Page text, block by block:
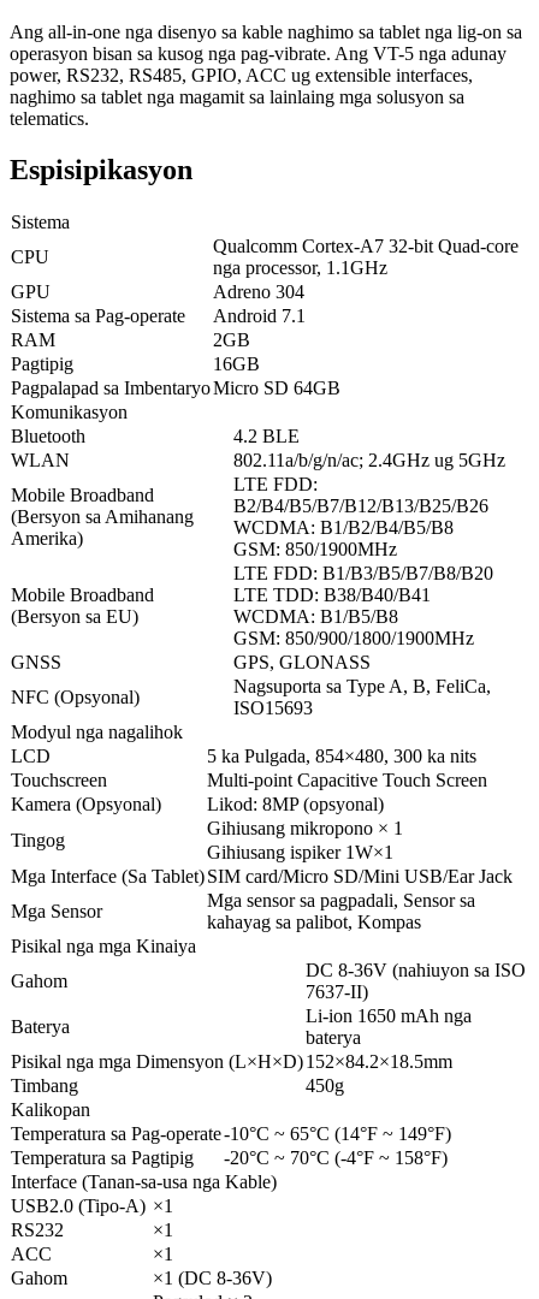
Ang all-in-one nga disenyo sa kable naghimo sa tablet nga lig-on sa
operasyon bisan sa kusog nga pag-vibrate. Ang VT-5 nga adunay
power, RS232, RS485, GPIO, ACC ug extensible interfaces,
naghimo sa tablet nga magamit sa lainlaing mga solusyon sa
telematics.
Espisipikasyon
Sistema
CPU
Qualcomm Cortex-A7 32-bit Quad-core
nga processor, 1.1GHz
GPU
Adreno 304
Sistema sa Pag-operate
Android 7.1
RAM
2GB
Pagtipig
16GB
Pagpalapad sa ImbentaryoMicro SD 64GB
Komunikasyon
Bluetooth
4.2 BLE
WLAN
802.11a/b/g/n/ac; 2.4GHz ug 5GHz
Mobile Broadband
(Bersyon sa Amihanang
Amerika)
LTE FDD:
B2/B4/B5/B7/B12/B13/B25/B26
WCDMA: B1/B2/B4/B5/B8
GSM: 850/1900MHz
Mobile Broadband
(Bersyon sa EU)
LTE FDD: B1/B3/B5/B7/B8/B20
LTE TDD: B38/B40/B41
WCDMA: B1/B5/B8
GSM: 850/900/1800/1900MHz
GNSS
GPS, GLONASS
NFC (Opsyonal)
Nagsuporta sa Type A, B, FeliCa,
ISO15693
Modyul nga nagalihok
LCD
5 ka Pulgada, 854×480, 300 ka nits
Touchscreen
Multi-point Capacitive Touch Screen
Kamera (Opsyonal)
Likod: 8MP (opsyonal)
Tingog
Gihiusang mikropono × 1
Gihiusang ispiker 1W×1
Mga Interface (Sa Tablet)SIM card/Micro SD/Mini USB/Ear Jack
Mga Sensor
Mga sensor sa pagpadali, Sensor sa
kahayag sa palibot, Kompas
Pisikal nga mga Kinaiya
Gahom
DC 8-36V (nahiuyon sa ISO
7637-II)
Baterya
Li-ion 1650 mAh nga
baterya
Pisikal nga mga Dimensyon (L×H×D)152×84.2×18.5mm
Timbang
450g
Kalikopan
Temperatura sa Pag-operate-10°C ~ 65°C (14°F ~ 149°F)
Temperatura sa Pagtipig
-20°C ~ 70°C (-4°F ~ 158°F)
Interface (Tanan-sa-usa nga Kable)
USB2.0 (Tipo-A) ×1
RS232
×1
ACC
×1
Gahom
×1 (DC 8-36V)